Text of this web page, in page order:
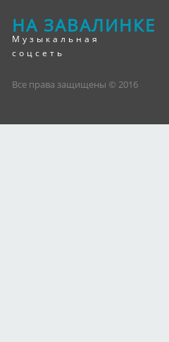
НА ЗАВАЛИНКЕ
Музыкальная
соцсеть
Все права защищены © 2016